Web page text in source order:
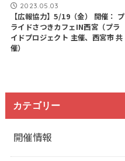
2023.05.03
【広報協力】5/19（金） 開催： プ
ライドさつきカフェIN西宮（プラ
イドプロジェクト 主催、西宮市 共
催）
カテゴリー
開催情報